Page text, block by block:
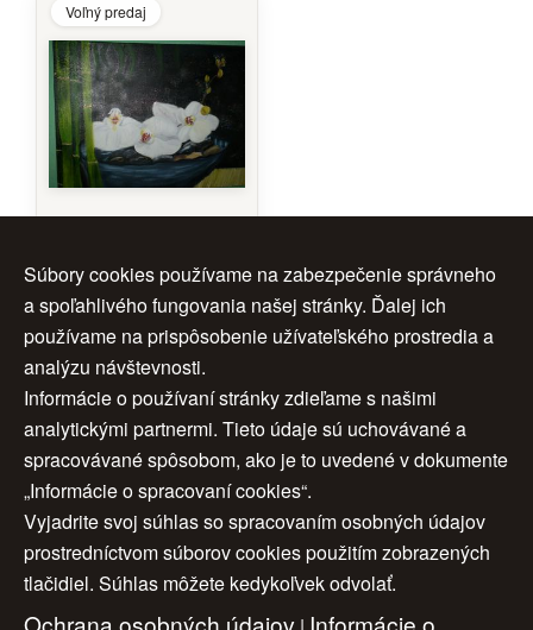
Voľný predaj
Orchidea
Autor: Elena
Kohoutková
Rok:
2010
Rozmery:50 x 70cm
Značenie: vpravo dole
Cena:200 €
Úvod | O nás | Obchodné podmienky |
Ochrana osobných údajov | Cookies
Nastavenia cookies | Cenník | Aktuality | Kontakt
Súbory cookies používame na zabezpečenie správneho
a spoľahlivého fungovania našej stránky. Ďalej ich
používame na prispôsobenie užívateľského prostredia a
analýzu návštevnosti.
Informácie o používaní stránky zdieľame s našimi
analytickými partnermi. Tieto údaje sú uchovávané a
spracovávané spôsobom, ako je to uvedené v dokumente
„Informácie o spracovaní cookies“.
Vyjadrite svoj súhlas so spracovaním osobných údajov
prostredníctvom súborov cookies použitím zobrazených
tlačidiel. Súhlas môžete kedykoľvek odvolať.
Ochrana osobných údajov Informácie o